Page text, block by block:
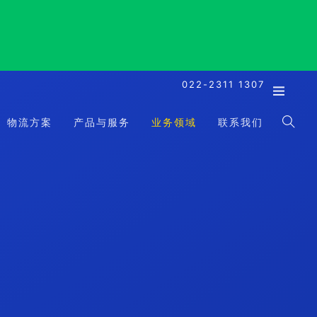
022-2311 1307
物流方案 产品与服务 业务领域 联系我们